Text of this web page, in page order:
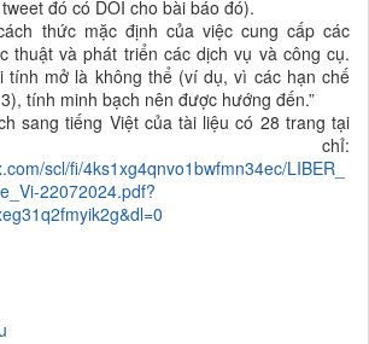
đó có DOI cho bài báo đó).
thức mặc định của việc cung cấp các
thuật và phát triển các dịch vụ và công cụ.
tính mở là không thể (ví dụ, vì các hạn chế
tính minh bạch nên được hướng đến.”
sang tiếng Việt của tài liệu có 28 trang tại
chỉ:
scl/fi/4ks1xg4qnvo1bwfmn34ec/LIBER_
22072024.pdf?